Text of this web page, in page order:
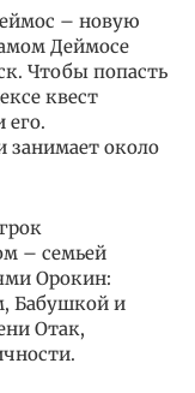
– новую
Деймосе
Чтобы попасть
квест
его.
занимает около
– семьей
Орокин:
Бабушкой и
Отак,